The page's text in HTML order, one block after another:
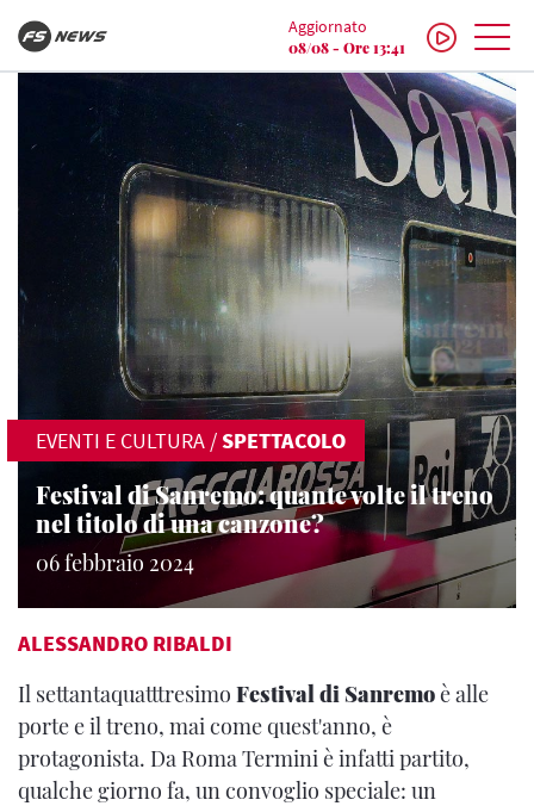
Aggiornato
08/08 - Ore 13:41
EVENTI E CULTURA /SPETTACOLO
Festival di Sanremo: quante volte il treno
nel titolo di una canzone?
06 febbraio 2024
ALESSANDRO RIBALDI
Il settantaquatttresimo Festival di Sanremoè alle
porte e il treno, mai come quest'anno, è
protagonista. Da Roma Termini è infatti partito,
qualche giorno fa, un convoglio speciale: un